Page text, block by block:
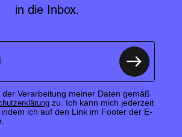
in die Inbox.
der Verarbeitung meiner Daten gemäß
zu. Ich kann mich jederzeit
ich auf den Link im Footer der E-